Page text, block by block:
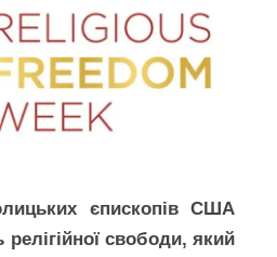
єпископів США
свободи, який